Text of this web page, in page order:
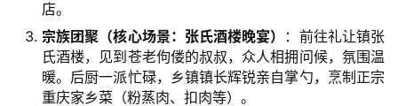
店。
宗族团聚（核心场景：张氏酒楼晚宴）
：前往礼让镇张
氏酒楼，见到苍老佝偻的叔叔，众人相拥问候，氛围温
暖。后厨一派忙碌，乡镇镇长辉锐亲自掌勺，烹制正宗
重庆家乡菜（粉蒸肉、扣肉等）。